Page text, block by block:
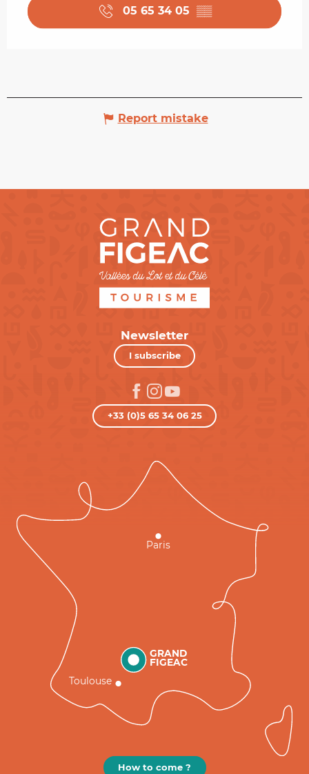
05 65 34 05 ▒▒
Report mistake
Newsletter
I subscribe
+33 (0)5 65 34 06 25
GRAND
FIGEAC
Toulouse
Paris
How to come ?